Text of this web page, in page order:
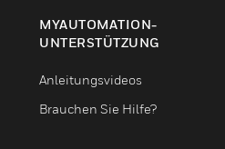
MYAUTOMATION-
UNTERSTÜTZUNG
Anleitungsvideos
Brauchen Sie Hilfe?